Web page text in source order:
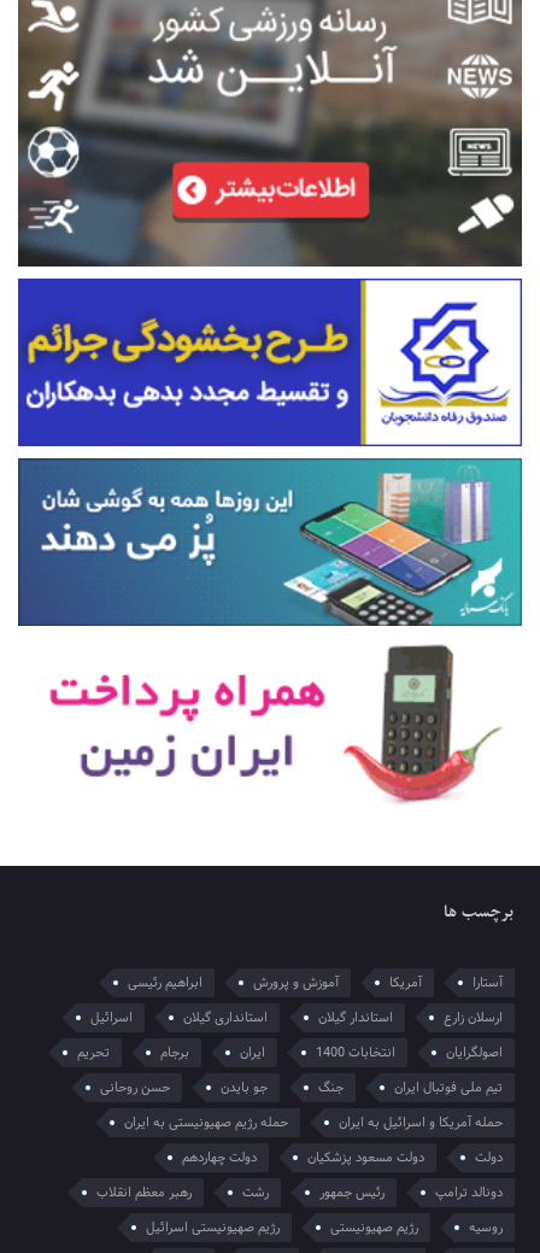
برچسب ها
آستارا آمریکا آموزش و پرورش
ابراهیم رئیسی
ارسلان زارع
استاندار گیلان استانداری گیلان
اسرائیل
اصولگرایان
انتخابات 1400 ایران برجام
تحریم
تیم ملی فوتبال ایران
جنگ جو بایدن
حسن روحانی
حمله آمریکا و اسرائیل به ایران
حمله رژیم صهیونیستی به ایران
دولت
دولت مسعود پزشکیان
دولت چهاردهم
دونالد ترامپ
رئیس جمهور رشت
رهبر معظم انقلاب
روسیه
رژیم صهیونیستی
رژیم صهیونیستی اسرائیل